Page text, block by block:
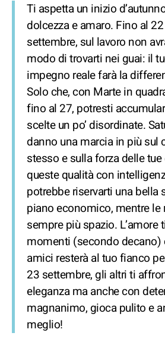
Ti aspetta un inizio
dolcezza e amaro. Fino al 22
settembre, sul lavoro non
modo di trovarti nei guai: il
impegno reale farà la
Solo che, con Marte in
fino al 27, potresti
scelte un po’ disordinate.
danno una marcia in più sul
stesso e sulla forza delle
queste qualità con
potrebbe riservarti una bella
piano economico, mentre le
sempre più spazio. L’amore
momenti (secondo decano)
amici resterà al tuo fianco
23 settembre, gli altri ti
eleganza ma anche con
magnanimo, gioca pulito e
meglio!